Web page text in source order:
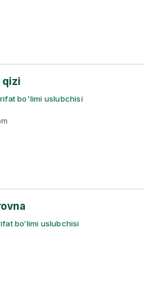
qizi
bo'limi uslubchisi
bo‘limi uslubchisi